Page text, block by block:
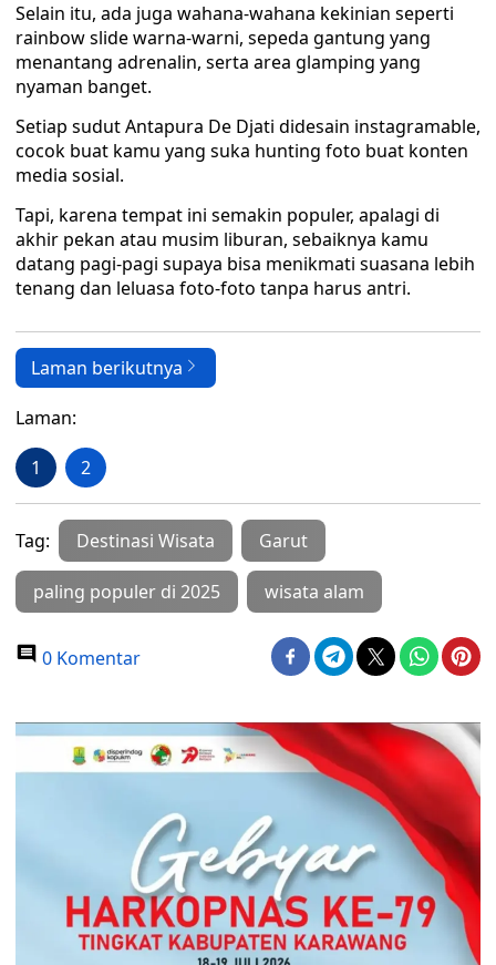
Selain itu, ada juga wahana-wahana kekinian seperti
rainbow slide warna-warni, sepeda gantung yang
menantang adrenalin, serta area glamping yang
nyaman banget.
Setiap sudut Antapura De Djati didesain instagramable,
cocok buat kamu yang suka hunting foto buat konten
media sosial.
Tapi, karena tempat ini semakin populer, apalagi di
akhir pekan atau musim liburan, sebaiknya kamu
datang pagi-pagi supaya bisa menikmati suasana lebih
tenang dan leluasa foto-foto tanpa harus antri.
Laman berikutnya
Laman:
1 2
Tag: Destinasi Wisata Garut
paling populer di 2025 wisata alam
0 Komentar